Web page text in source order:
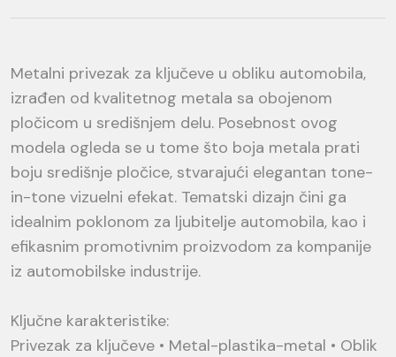
Metalni privezak za ključeve u obliku automobila,
izrađen od kvalitetnog metala sa obojenom
pločicom u središnjem delu. Posebnost ovog
modela ogleda se u tome što boja metala prati
boju središnje pločice, stvarajući elegantan tone-
in-tone vizuelni efekat. Tematski dizajn čini ga
idealnim poklonom za ljubitelje automobila, kao i
efikasnim promotivnim proizvodom za kompanije
iz automobilske industrije.
Ključne karakteristike:
Privezak za ključeve • Metal-plastika-metal • Oblik